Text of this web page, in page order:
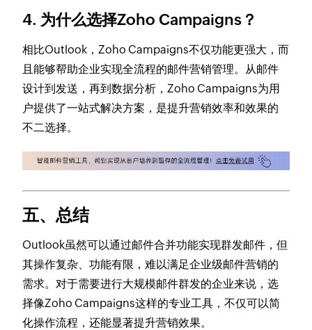
4. 为什么选择Zoho Campaigns？
相比Outlook，Zoho Campaigns不仅功能更强大，而
且能够帮助企业实现全流程的邮件营销管理。从邮件
设计到发送，再到数据分析，Zoho Campaigns为用
户提供了一站式解决方案，是提升营销效率和效果的
不二选择。
五、总结
Outlook虽然可以通过邮件合并功能实现群发邮件，但
其操作复杂、功能有限，难以满足企业级邮件营销的
需求。对于需要进行大规模邮件群发的企业来说，选
择像Zoho Campaigns这样的专业工具，不仅可以简
化操作流程，还能显著提升营销效果。